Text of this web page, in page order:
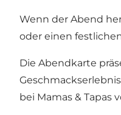
Wenn der Abend
oder einen
Die Abendkarte
bei Mamas & Tapas